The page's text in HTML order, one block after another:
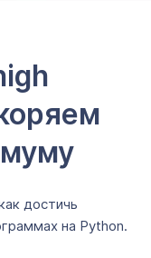
достичь
на Python.